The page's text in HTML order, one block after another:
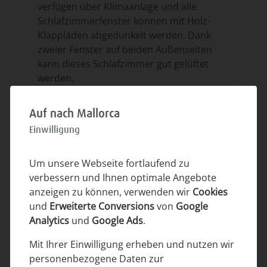
verfügen über Klimaanlage und alle
Schlafzimmerfenster können mit Holz-
Klappläden abgedunkelt werden. Dank
zweier Fenster auf beiden Außenseiten
kann dieses Schlafzimmer gut gelüftet
werden.
Auf nach Mallorca
Einwilligung
Um unsere Webseite fortlaufend zu
verbessern und Ihnen optimale Angebote
anzeigen zu können, verwenden wir Cookies
und Erweiterte Conversionsvon Google
Analytics und Google Ads.
Mit Ihrer Einwilligung erheben und nutzen wir
personenbezogene Daten zur